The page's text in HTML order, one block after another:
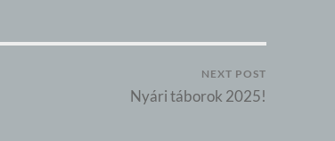
NEXT POST
Nyári táborok 2025!